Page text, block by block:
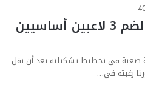
هانسي فليك يسعى لضم 3 لاعبين أساسيين
صعبة في تخطيط تشكيلته بعد أن نقل
رغبته في…